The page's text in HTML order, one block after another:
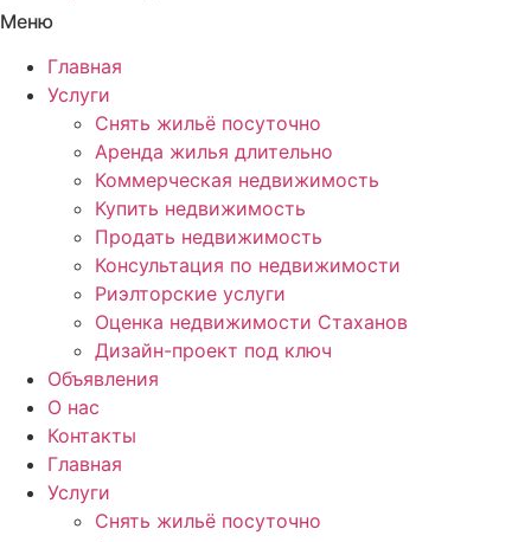
Меню
Главная
Услуги
Снять жильё посуточно
Аренда жилья длительно
Коммерческая недвижимость
Купить недвижимость
Продать недвижимость
Консультация по недвижимости
Риэлторские услуги
Оценка недвижимости Стаханов
Дизайн-проект под ключ
Объявления
О нас
Контакты
Главная
Услуги
Снять жильё посуточно